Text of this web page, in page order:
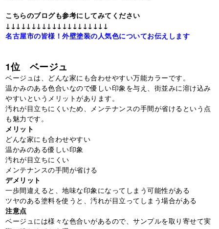
こちらのブログも参考にしてみてください
↓↓↓↓↓↓↓↓↓↓↓↓↓↓↓↓↓↓↓↓
名古屋市の皆様！外壁塗装の人気色についてお伝えします
1位 ベージュ
ベージュは、どんな家にも合わせやすい万能カラーです。
温かみのある色合いなので優しい印象を与え、街並みに溶け込み
やすいというメリットがあります。
汚れが目立ちにくいため、メンテナンスの手間が省けるという点
も魅力です。
メリット
どんな家にも合わせやすい
温かみのある優しい印象
汚れが目立ちにくい
メンテナンスの手間が省ける
デメリット
一歩間違えると、地味な印象になってしまう可能性がある
ツヤのある塗料を使うと、汚れが目立ってしまう場合がある
注意点
ベージュには様々な色合いがあるので、サンプルを取り寄せて実